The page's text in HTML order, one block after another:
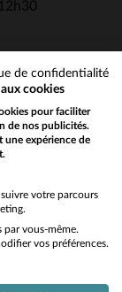
site?
de confidentialité
cookies
pour faciliter
de nos publicités.
une expérience de
votre parcours
vous-même.
vos préférences.